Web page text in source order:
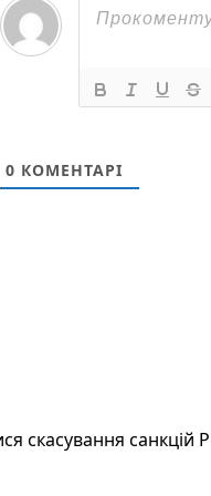
0 КОМЕНТАРІ
скасування санкцій